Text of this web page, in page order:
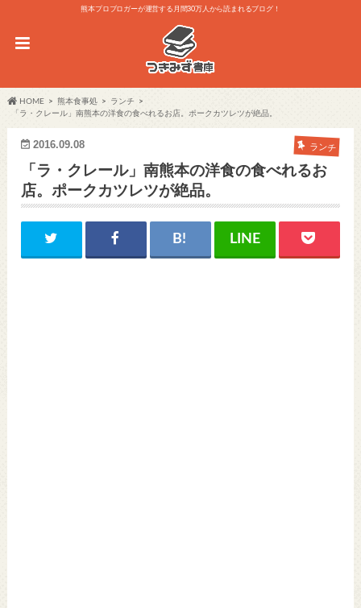
熊本プロブロガーが運営する月間30万人から読まれるブログ！
HOME 熊本食事処
ランチ
「ラ・クレール」南熊本の洋食の食べれるお店。ポークカツレツが絶品。
2016.09.08 ランチ
「ラ・クレール」南熊本の洋食の食べれるお
店。ポークカツレツが絶品。